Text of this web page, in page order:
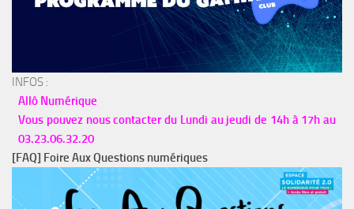
INFOS :
Allô Numérique
Vous pouvez nous contacter du Lundi au jeudi de 14h à 17h au
03.23.06.32.20
[FAQ] Foire Aux Questions numériques